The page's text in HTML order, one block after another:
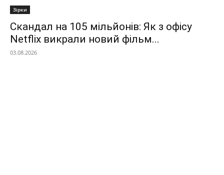
Зірки
Скандал на 105 мільйонів: Як з офісу
Netflix викрали новий фільм...
03.08.2026